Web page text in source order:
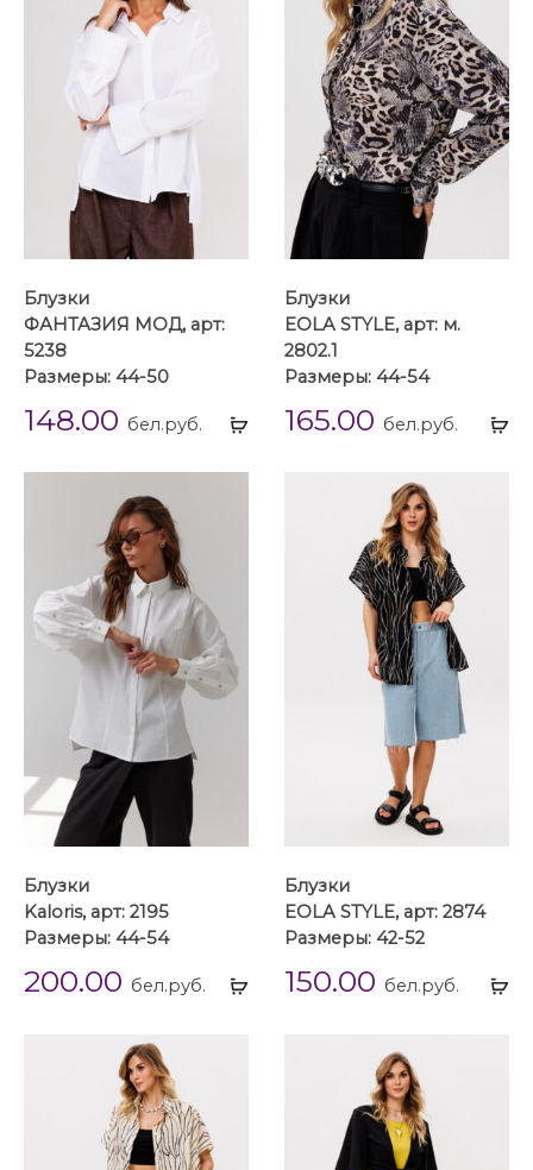
Выбрать
Блузки
ФАНТАЗИЯ МОД, арт:
5238
Размеры: 44-50
148.00 бел.руб.
Блузки
EOLA STYLE, арт: м.
2802.1
Размеры: 44-54
165.00 бел.руб.
Выбрать
Блузки
Kaloris, арт: 2195
Размеры: 44-54
200.00 бел.руб.
Блузки
EOLA STYLE, арт: 2874
Размеры: 42-52
150.00 бел.руб.